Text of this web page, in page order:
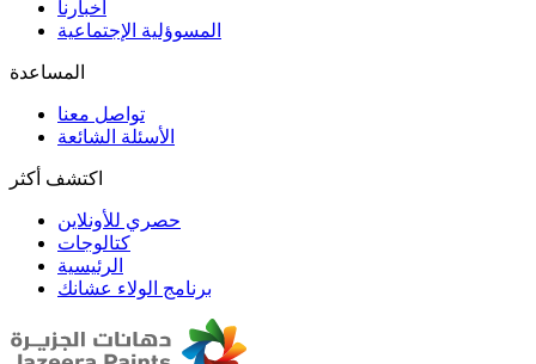
المسوؤلية الإجتماعية
تواصل معنا
الأسئلة الشائعة
اكتشف أكثر
حصري للأونلاين
الرئيسية
برنامج الولاء عشانك